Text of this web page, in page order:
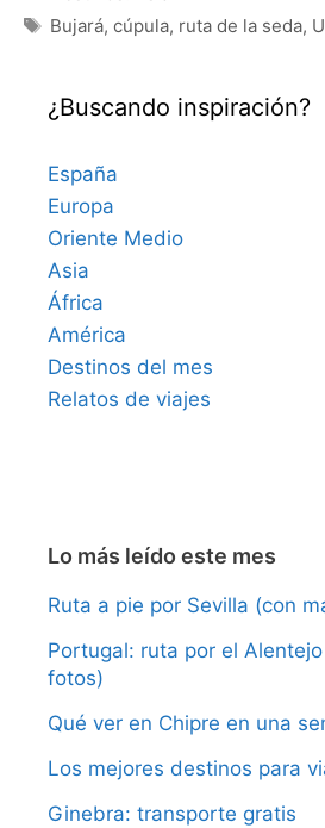
Etiquetas
Bujará, cúpula, ruta de la seda,
¿Buscando inspiración?
España
Europa
Oriente Medio
Asia
África
América
Destinos del mes
Relatos de viajes
Lo más leído este mes
Ruta a pie por Sevilla (con
Portugal: ruta por el
fotos)
Qué ver en Chipre en una
Los mejores destinos para
Ginebra: transporte gratis